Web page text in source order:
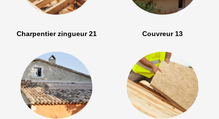
Charpentier zingueur 21 Couvreur 13